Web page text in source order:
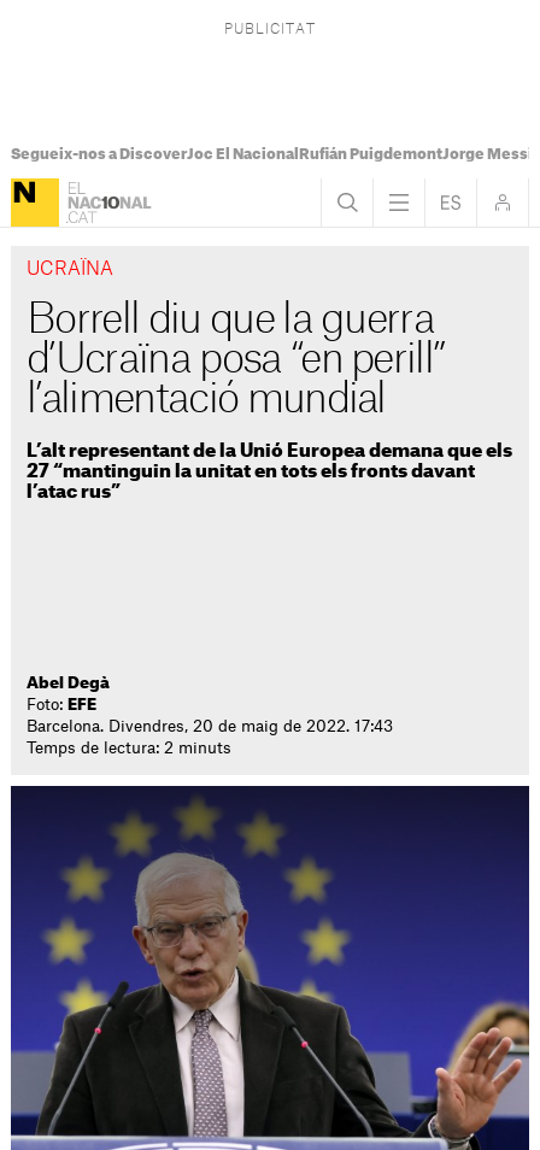
Segueix-nos a DiscoverJoc El Nacional Rufián PuigdemontJorge Messi
UCRAÏNA
Borrell diu que la guerra
d’Ucraïna posa “en perill”
l’alimentació mundial
L’alt representant de la Unió Europea demana que els
27 “mantinguin la unitat en tots els fronts davant
l’atac rus”
Abel Degà
Foto: EFE
Barcelona. Divendres, 20 de maig de 2022. 17:43
Temps de lectura: 2 minuts